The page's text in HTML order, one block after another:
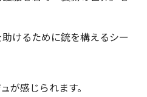
けるために銃を構えるシー
が感じられます。